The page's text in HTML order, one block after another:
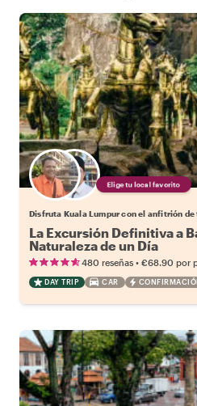
Elige tu local favorito
Disfruta Kuala Lumpur con el anfitrión
La Excursión Definitiva a
Naturaleza de un Día
480 reseñas • €68.90 por
DAY TRIP CAR